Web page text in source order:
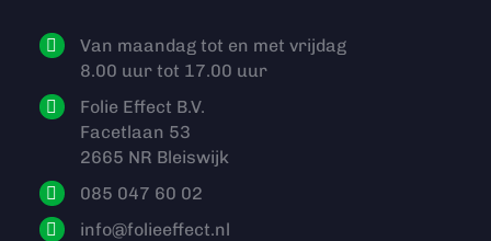
Van maandag tot en met vrijdag
8.00 uur tot 17.00 uur
Folie Effect B.V.
Facetlaan 53
2665 NR Bleiswijk
085 047 60 02
info@folieeffect.nl